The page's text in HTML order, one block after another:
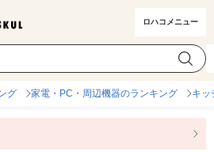
ロハコメニュー
カテゴリ選択
グ 家電・PC・周辺機器のランキング キッ